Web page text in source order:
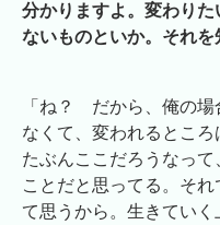
分かりますよ。変わり
ないものといか。それを
「ね？ だから、俺の場
なくて、変われるとこ
たぶんここだろうなっ
ことだと思ってる。そ
て思うから。生きてい